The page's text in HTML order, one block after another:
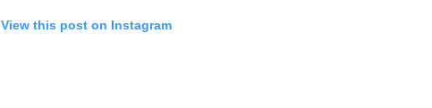
View this post on Instagram